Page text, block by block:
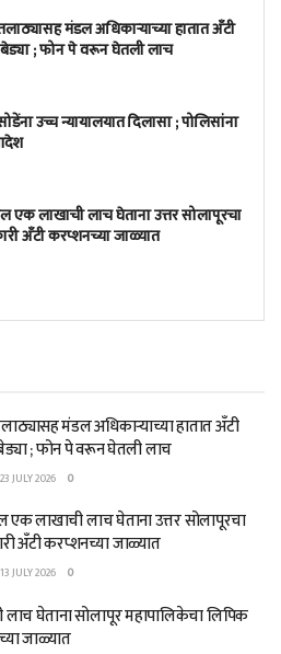
मंडल अधिकाऱ्याच्या हातात अँटी
; फोन पे वरून घेतली लाच
उच्च न्यायालयात दिलासा ; पोलिसांना
एक लाखाची लाच घेताना उत्तर सोलापूरचा
अँटी करप्शनच्या जाळ्यात
मंडल अधिकाऱ्याच्या हातात अँटी
; फोन पे वरून घेतली लाच
23 JULY 2026 0
एक लाखाची लाच घेताना उत्तर सोलापूरचा
अँटी करप्शनच्या जाळ्यात
13 JULY 2026 0
लाच घेताना सोलापूर महापालिकेचा लिपिक
जाळ्यात